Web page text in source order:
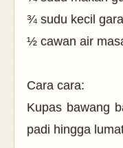
¾ sudu kecil
½ cawan air
Cara cara:
Kupas bawang
padi hingga